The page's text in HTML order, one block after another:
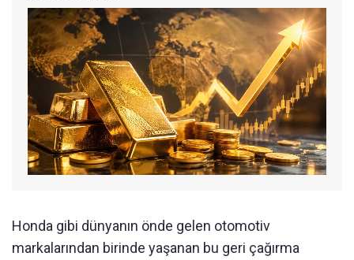
Honda gibi dünyanın önde gelen otomotiv
markalarından birinde yaşanan bu geri çağırma